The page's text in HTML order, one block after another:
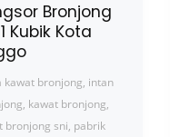
Bronjong
Kubik Kota
kawat bronjong, intan
, kawat bronjong,
bronjong sni, pabrik